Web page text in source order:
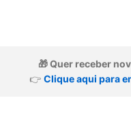
🎁 Quer receber
👉 Clique aqui para